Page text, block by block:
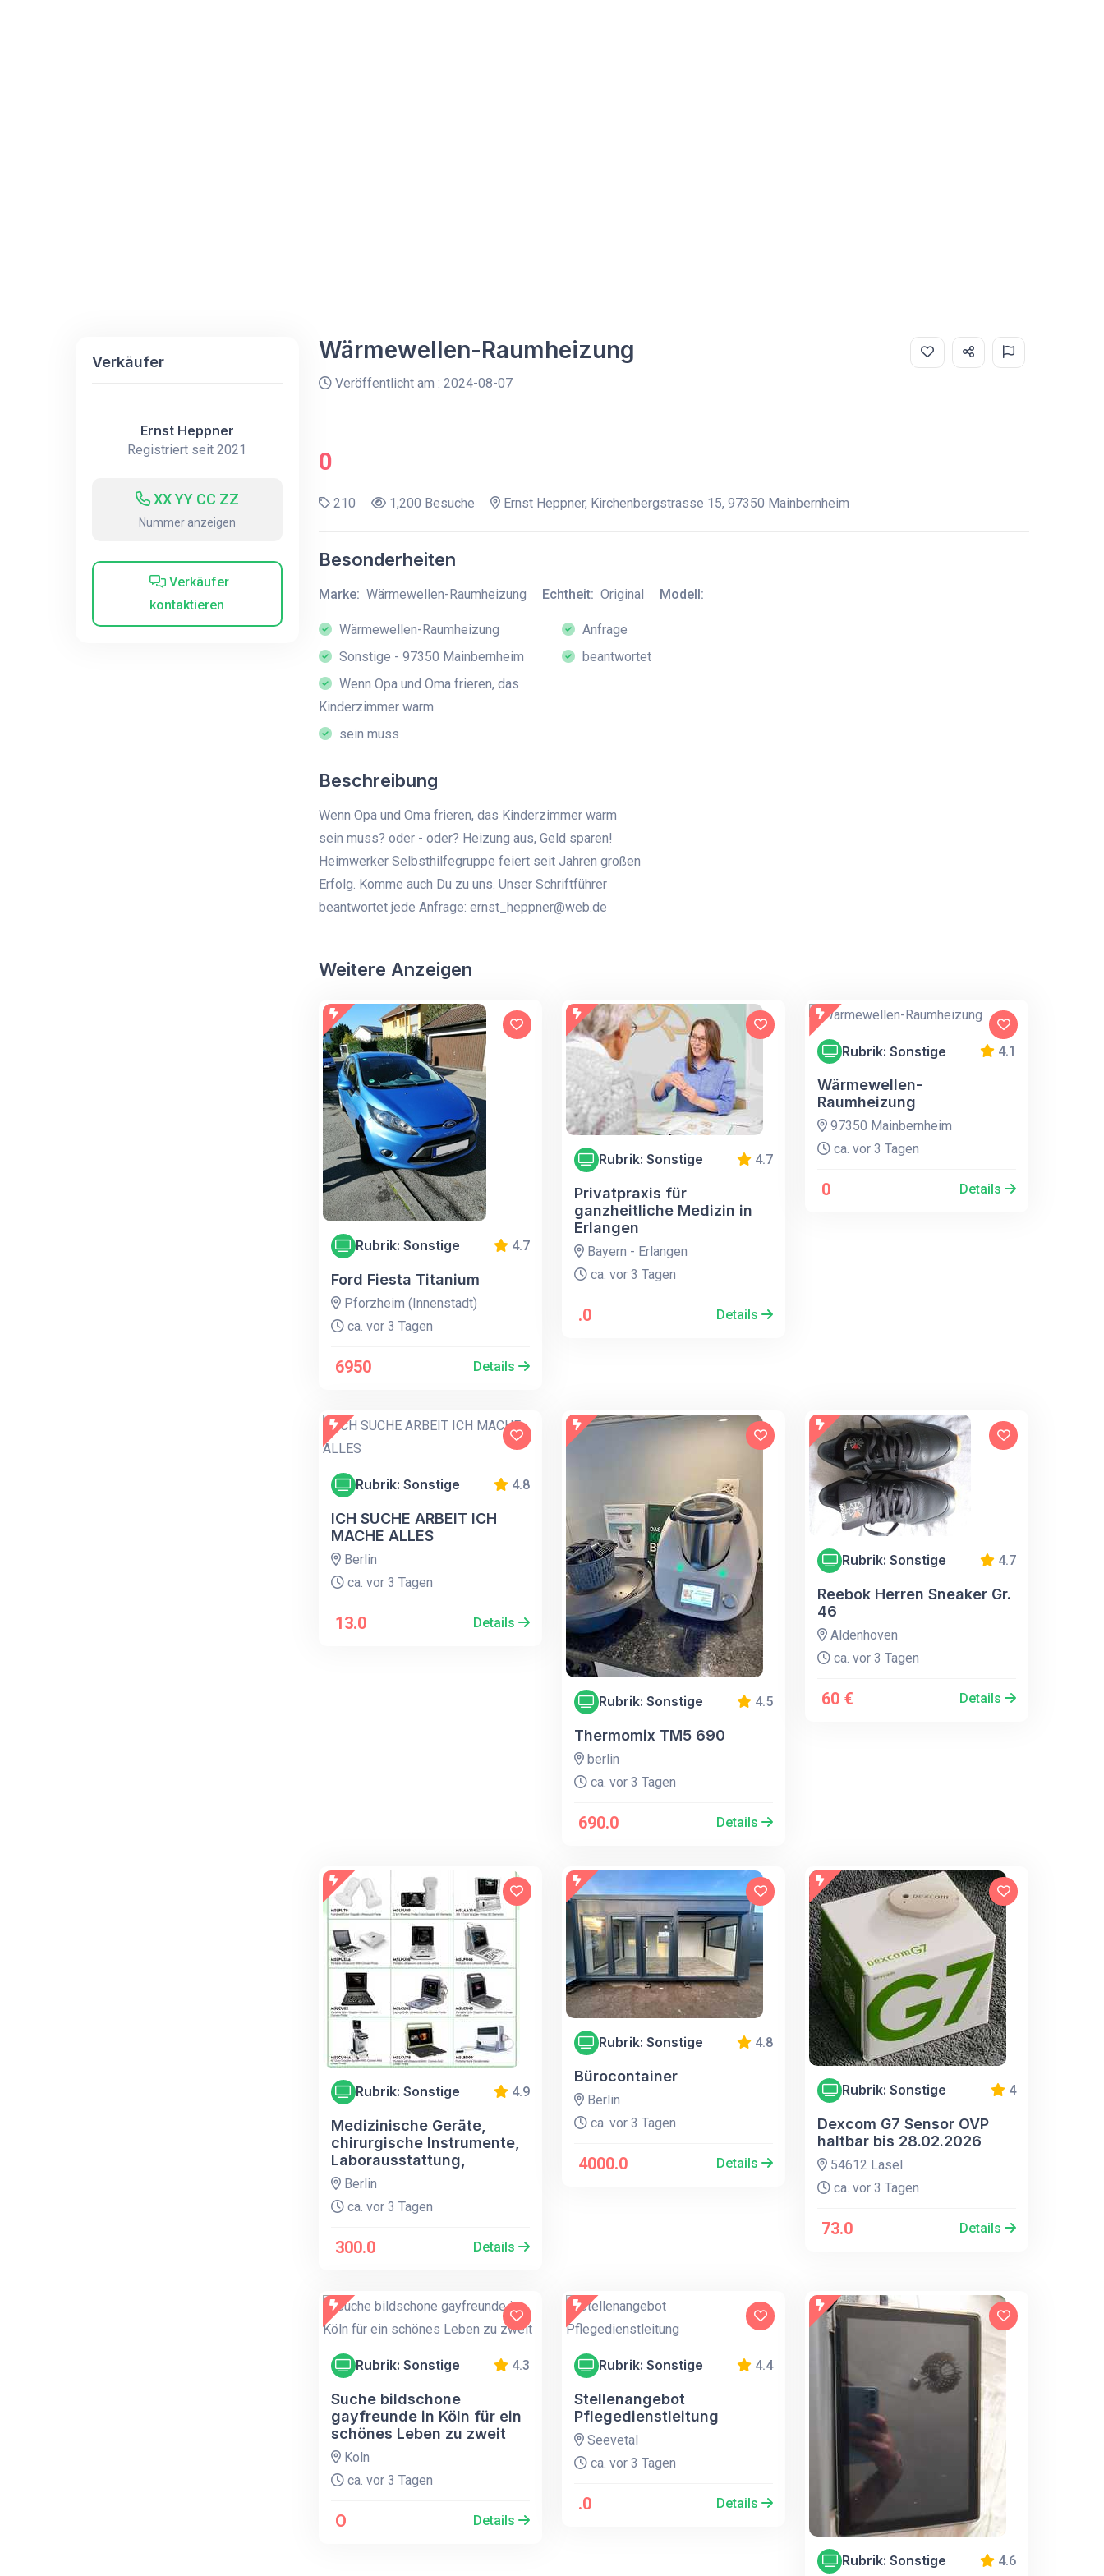
Verkäufer
Ernst Heppner
Registriert seit 2021
XX YY CC ZZ
Nummer anzeigen
Verkäufer
kontaktieren
Wärmewellen-Raumheizung
Veröffentlicht am : 2024-08-07
0
210 1,200 Besuche Ernst Heppner, Kirchenbergstrasse 15, 97350 Mainbernheim
Besonderheiten
Marke: Wärmewellen-Raumheizung Echtheit: Original Modell:
Wärmewellen-Raumheizung
Sonstige - 97350 Mainbernheim
Wenn Opa und Oma frieren, das
Kinderzimmer warm
sein muss
Anfrage
beantwortet
Beschreibung
Wenn Opa und Oma frieren, das Kinderzimmer warm
sein muss? oder - oder? Heizung aus, Geld sparen!
Heimwerker Selbsthilfegruppe feiert seit Jahren großen
Erfolg. Komme auch Du zu uns. Unser Schriftführer
beantwortet jede Anfrage: ernst_heppner@web.de
Weitere Anzeigen
Rubrik: Sonstige 4.7
Ford Fiesta Titanium
Pforzheim (Innenstadt)
ca. vor 3 Tagen
6950 Details
Rubrik: Sonstige 4.7
Privatpraxis für
ganzheitliche Medizin in
Erlangen
Bayern - Erlangen
ca. vor 3 Tagen
.0 Details
Rubrik: Sonstige 4.1
Wärmewellen-
Raumheizung
97350 Mainbernheim
ca. vor 3 Tagen
0 Details
Rubrik: Sonstige 4.8
ICH SUCHE ARBEIT ICH
MACHE ALLES
Berlin
ca. vor 3 Tagen
13.0 Details
Rubrik: Sonstige 4.5
Thermomix TM5 690
berlin
ca. vor 3 Tagen
690.0 Details
Rubrik: Sonstige 4.7
Reebok Herren Sneaker Gr.
46
Aldenhoven
ca. vor 3 Tagen
60 € Details
Rubrik: Sonstige 4.9
Medizinische Geräte,
chirurgische Instrumente,
Laborausstattung,
Berlin
ca. vor 3 Tagen
300.0 Details
Rubrik: Sonstige 4.8
Bürocontainer
Berlin
ca. vor 3 Tagen
4000.0 Details
Rubrik: Sonstige 4
Dexcom G7 Sensor OVP
haltbar bis 28.02.2026
54612 Lasel
ca. vor 3 Tagen
73.0 Details
Rubrik: Sonstige 4.3
Suche bildschone
gayfreunde in Köln für ein
schönes Leben zu zweit
Koln
ca. vor 3 Tagen
O Details
Rubrik: Sonstige 4.4
Stellenangebot
Pflegedienstleitung
Seevetal
ca. vor 3 Tagen
.0 Details
Rubrik: Sonstige 4.6